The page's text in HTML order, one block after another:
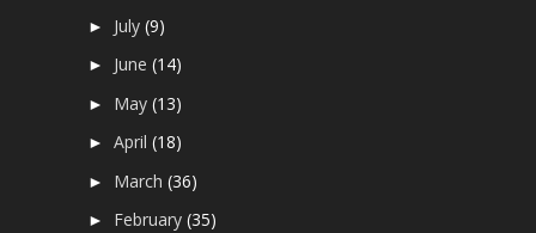
► July(9)
► June(14)
► May(13)
►April(18)
► March(36)
► February(35)